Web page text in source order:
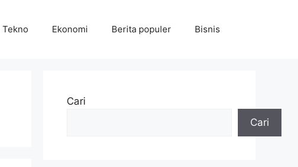
Tekno Ekonomi Berita populer Bisnis
Cari
Cari